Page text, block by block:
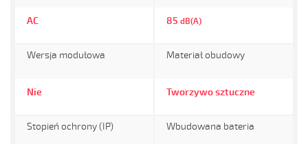
AC 85 dB(A)
Wersja modułowa
Nie
Materiał obudowy
Tworzywo sztuczne
Stopień ochrony (IP) Wbudowana bateria